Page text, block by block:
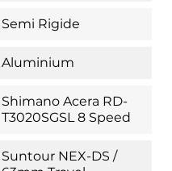
Semi Rigide
Aluminium
Shimano Acera RD-
T3020SGSL 8 Speed
Suntour NEX-DS /